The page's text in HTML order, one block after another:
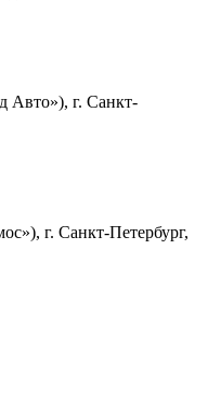
г. Санкт-
г. Санкт-Петербург,